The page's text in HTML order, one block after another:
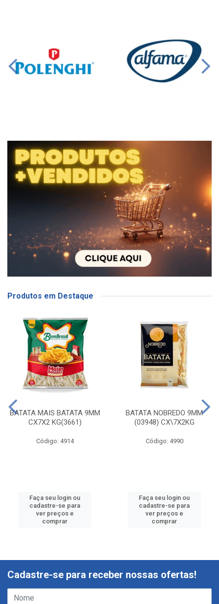
Produtos em Destaque
BATATA MAIS BATATA 9MM
CX7X2 KG(3661)
Código: 4914
Faça seu login ou
cadastre-se para
ver preços e
comprar
BATATA NOBREDO 9MM
(03948) CX\7X2KG
Código: 4990
Faça seu login ou
cadastre-se para
ver preços e
comprar
Cadastre-se para receber nossas ofertas!